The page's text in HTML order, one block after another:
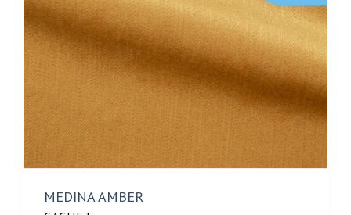
MEDINA AMBER